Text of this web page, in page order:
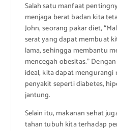
Salah satu manfaat
menjaga berat badan kita
John, seorang pakar diet,
serat yang dapat membuat
lama, sehingga membantu
mencegah obesitas.”
ideal, kita dapat
penyakit seperti diabetes,
jantung.
Selain itu, makanan sehat
tahan tubuh kita terhadap